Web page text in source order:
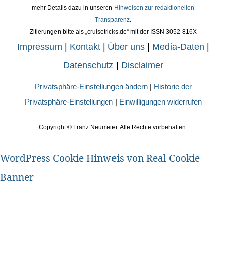
mehr Details dazu in unseren Hinweisen zur redaktionellen
Transparenz.
Zitierungen bitte als „cruisetricks.de“ mit der ISSN 3052-816X
Impressum Kontakt| Über uns| Media-Daten
Datenschutz| Disclaimer
Privatsphäre-Einstellungen ändern| Historie der
Privatsphäre-Einstellungen| Einwilligungen widerrufen
Copyright © Franz Neumeier. Alle Rechte vorbehalten.
WordPress Cookie Hinweis von Real Cookie
Banner